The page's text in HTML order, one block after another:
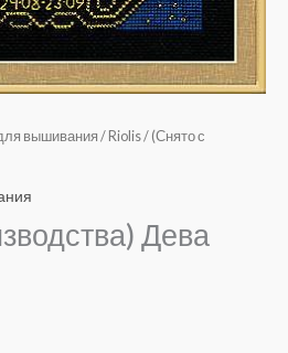
вышивания/ Riolis/ (Снято с
Дева